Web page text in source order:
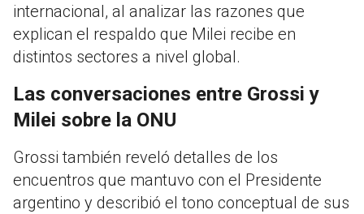
internacional, al analizar las razones que
explican el respaldo que Milei recibe en
distintos sectores a nivel global.
Las conversaciones entre Grossi y
Milei sobre la ONU
Grossi también reveló detalles de los
encuentros que mantuvo con el Presidente
argentino y describió el tono conceptual de sus